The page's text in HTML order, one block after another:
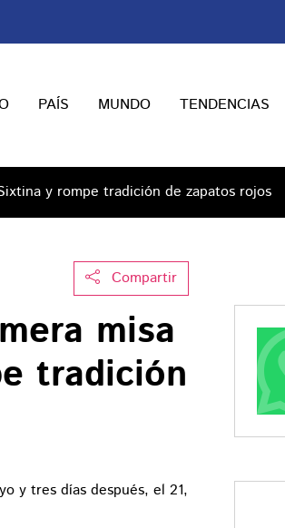
PAÍS MUNDO TENDENCIAS
y rompe tradición de zapatos rojos
Compartir
misa
tradición
y tres días después, el 21,